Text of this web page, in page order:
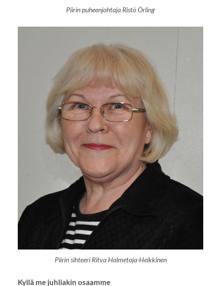
Piirin puheenjohtaja Ristö Örling
Piirin sihteeri Ritva Halmetoja-Heikkinen
Kyllä me juhliakin osaamme